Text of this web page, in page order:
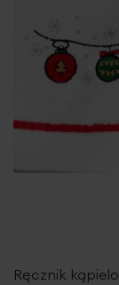
Ręcznik